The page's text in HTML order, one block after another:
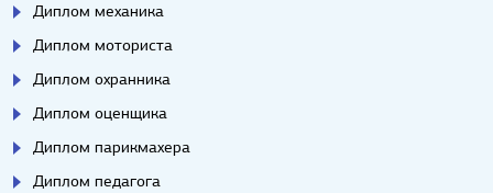
Диплом механика
Диплом моториста
Диплом охранника
Диплом оценщика
Диплом парикмахера
Диплом педагога